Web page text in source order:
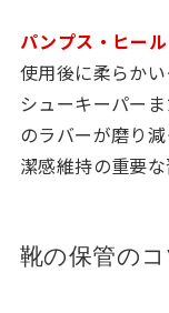
パンプス・ヒール
使用後に柔らか
シューキーパー
のラバーが磨り
潔感維持の重要な
靴の保管のコ